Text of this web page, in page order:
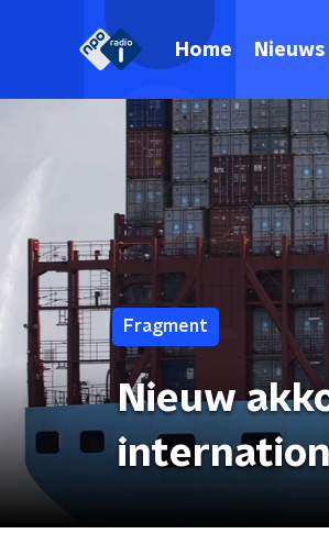
Home Nieuws
Fragment
Nieuw